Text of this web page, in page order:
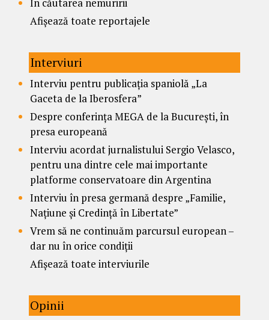
În căutarea nemuririi
Afișează toate reportajele
Interviuri
Interviu pentru publicația spaniolă „La
Gaceta de la Iberosfera”
Despre conferința MEGA de la București, în
presa europeană
Interviu acordat jurnalistului Sergio Velasco,
pentru una dintre cele mai importante
platforme conservatoare din Argentina
Interviu în presa germană despre „Familie,
Națiune și Credință în Libertate”
Vrem să ne continuăm parcursul european –
dar nu în orice condiții
Afișează toate interviurile
Opinii